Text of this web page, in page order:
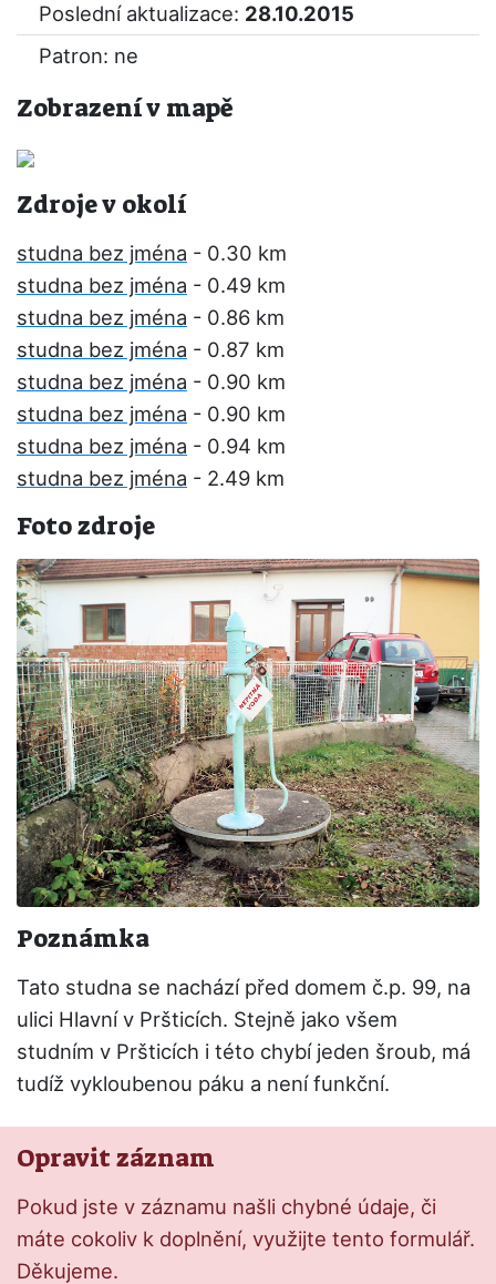
Poslední aktualizace: 28.10.2015
Patron: ne
Zobrazení v mapě
Zdroje v okolí
studna bez jména - 0.30 km
studna bez jména - 0.49 km
studna bez jména - 0.86 km
studna bez jména - 0.87 km
studna bez jména - 0.90 km
studna bez jména - 0.90 km
studna bez jména - 0.94 km
studna bez jména - 2.49 km
Foto zdroje
Poznámka
Tato studna se nachází před domem č.p. 99, na
ulici Hlavní v Pršticích. Stejně jako všem
studním v Pršticích i této chybí jeden šroub, má
tudíž vykloubenou páku a není funkční.
Opravit záznam
Pokud jste v záznamu našli chybné údaje, či
máte cokoliv k doplnění, využijte tento formulář.
Děkujeme.